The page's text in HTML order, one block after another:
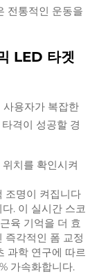
전통적인 운동을
LED 타겟
용자가 복잡한
격이 성공할 경
치를 확인시켜
조명이 켜집니다
. 이 실시간 스코
육 기억을 더 효
즉각적인 폼 교정
과학 연구에 따르
가속화합니다.